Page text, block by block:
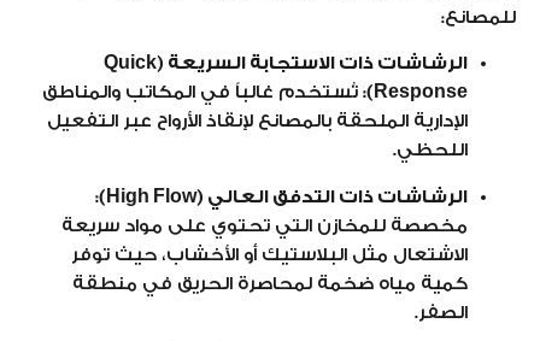
للمصانع:
الرشاشات ذات الاستجابة السريعة (Quick
Response):
تُستخدم غالباً في المكاتب والمناطق
الإدارية الملحقة بالمصانع لإنقاذ الأرواح عبر التفعيل
اللحظي.
الرشاشات ذات التدفق العالي (High Flow):
مخصصة للمخازن التي تحتوي على مواد سريعة
الاشتعال مثل البلاستيك أو الأخشاب، حيث توفر
كمية مياه ضخمة لمحاصرة الحريق في منطقة
الصفر.